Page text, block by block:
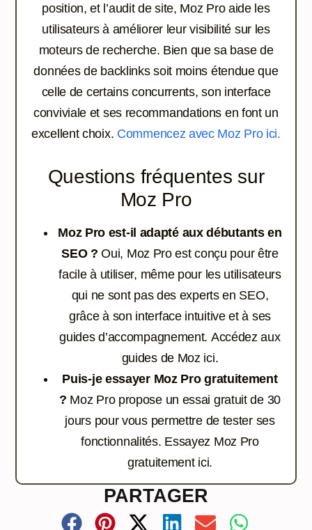
position, et l’audit de site, Moz Pro aide les
utilisateurs à améliorer leur visibilité sur les
moteurs de recherche. Bien que sa base de
données de backlinks soit moins étendue que
celle de certains concurrents, son interface
conviviale et ses recommandations en font un
excellent choix. Commencez avec Moz Pro ici.
Questions fréquentes sur
Moz Pro
Moz Pro est-il adapté aux débutants en
SEO ? Oui, Moz Pro est conçu pour être
facile à utiliser, même pour les utilisateurs
qui ne sont pas des experts en SEO,
grâce à son interface intuitive et à ses
guides d’accompagnement. Accédez aux
guides de Moz ici.
Puis-je essayer Moz Pro gratuitement
? Moz Pro propose un essai gratuit de 30
jours pour vous permettre de tester ses
fonctionnalités. Essayez Moz Pro
gratuitement ici.
PARTAGER